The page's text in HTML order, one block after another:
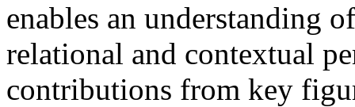
enables an understanding
relational and contextual
contributions from key